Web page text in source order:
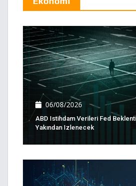
06/08/2026
ABD Istihdam Verileri Fed
Yakından Izlenecek